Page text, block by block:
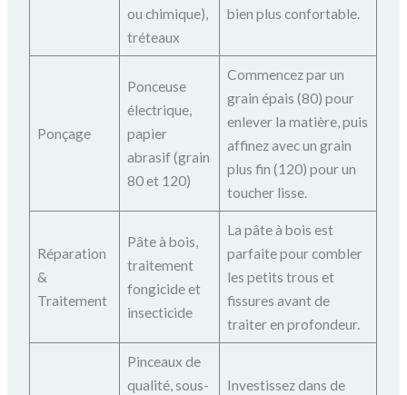
ou chimique),
tréteaux
bien plus confortable.
Ponçage
Ponceuse
électrique,
papier
abrasif (grain
80 et 120)
Commencez par un
grain épais (80) pour
enlever la matière, puis
affinez avec un grain
plus fin (120) pour un
toucher lisse.
Réparation
&
Traitement
Pâte à bois,
traitement
fongicide et
insecticide
La pâte à bois est
parfaite pour combler
les petits trous et
fissures avant de
traiter en profondeur.
Pinceaux de
qualité, sous-
Investissez dans de